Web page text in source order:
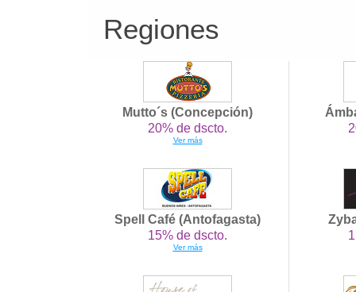
Regiones
Mutto´s (Concepción)
20% de dscto.
Ver más
Spell Café (Antofagasta)
15% de dscto.
Ver más